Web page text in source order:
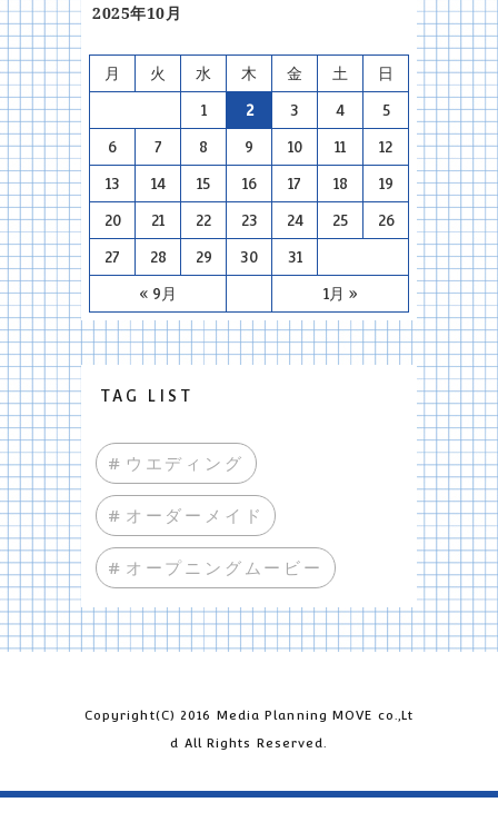
2025年10月
月 火 水 木 金 土 日
« 9月 1月 »
1 2 3 4 5
6 7 8 9 10 11 12
13 14 15 16 17 18 19
20 21 22 23 24 25 26
27 28 29 30 31
TAG LIST
#ウエディング
#オーダーメイド
#オープニングムービー
Copyright(C) 2016 Media Planning MOVE co.,Lt
d All Rights Reserved.